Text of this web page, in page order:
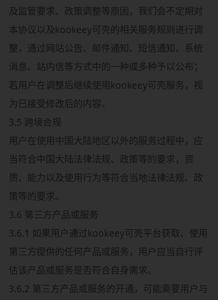
及监管要求、政策调整等原因，我们会不定期对
本协议以及kookeey可壳的相关服务规则进行调
整，通过网站公告、邮件通知、短信通知、系统
消息、站内信等方式中的一种或多种予以公布；
若用户在调整后继续使用kookeey可壳服务，视
为已接受修改后的内容。
3.5 跨境合规
用户在使用中国大陆地区以外的服务过程中，应
当符合中国大陆法律法规、政策等的要求，资
质、能力以及使用行为等符合当地法律法规、政
策等的要求。
3.6 第三方产品或服务
3.6.1 如果用户通过kookeey可壳平台获取、使用
第三方提供的任何产品或服务，用户应当自行评
估该产品或服务是否符合自身需求。
3.6.2 第三方产品或服务的开通，可能需要用户与